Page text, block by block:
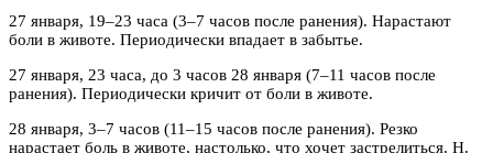
27 января, 19–23 часа (3–7 часов после ранения). Нарастают
боли в животе. Периодически впадает в забытье.
27 января, 23 часа, до 3 часов 28 января (7–11 часов после
ранения). Периодически кричит от боли в животе.
28 января, 3–7 часов (11–15 часов после ранения). Резко
нарастает боль в животе, настолько, что хочет застрелиться. Н.